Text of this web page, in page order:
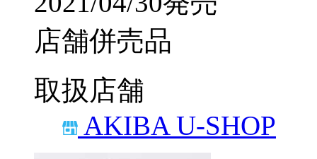
店舗併売品
取扱店舗
AKIBA U-SHOP